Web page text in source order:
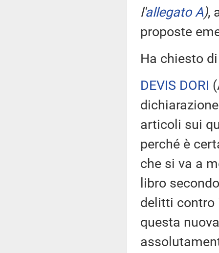
l'allegato A),
proposte
Ha chiesto
DEVIS DORI (
articoli sui
perché è
che si va a
libro
delitti contro
questa